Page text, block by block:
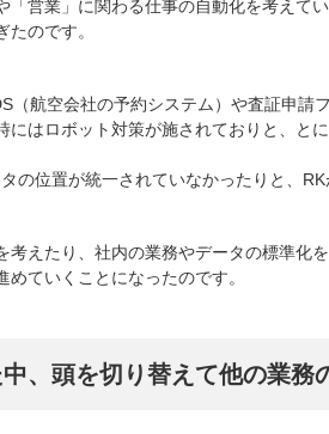
営業」に関わる仕事の自動化を考えてい
のです。
航空会社の予約システム）や査証申
はロボット対策が施されておりと、
の位置が統一されていなかったりと、
えたり、社内の業務やデータの標準化
ていくことになったのです。
、頭を切り替えて他の業務